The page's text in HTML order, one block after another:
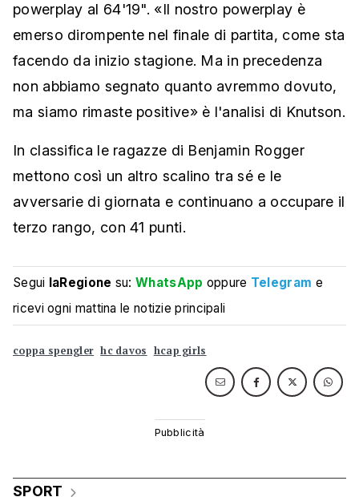
powerplay al 64'19". «Il nostro powerplay è
emerso dirompente nel finale di partita, come sta
facendo da inizio stagione. Ma in precedenza
non abbiamo segnato quanto avremmo dovuto,
ma siamo rimaste positive» è l'analisi di Knutson.
In classifica le ragazze di Benjamin Rogger
mettono così un altro scalino tra sé e le
avversarie di giornata e continuano a occupare il
terzo rango, con 41 punti.
Segui laRegione su:WhatsApp oppure Telegram e
ricevi ogni mattina le notizie principali
coppa spengler hc davos hcap girls
SPORT